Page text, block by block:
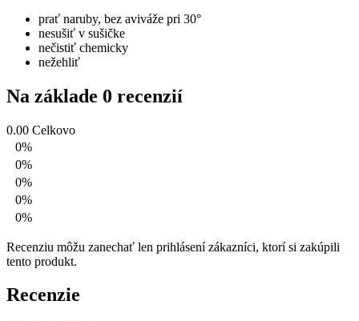
prať naruby, bez aviváže pri 30°
nesušiť v sušičke
nečistiť chemicky
nežehliť
Na základe 0 recenzií
0.00 Celkovo
0%
0%
0%
0%
0%
Recenziu môžu zanechať len prihlásení zákazníci, ktorí si zakúpili
tento produkt.
Recenzie